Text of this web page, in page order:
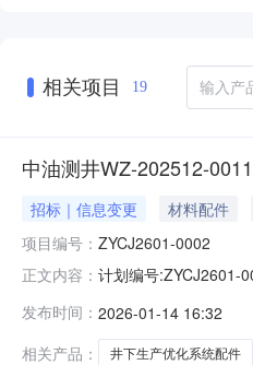
相关项目 19
中油测井WZ-202512-
招标｜信息变更 材料配件
项目编号： ZYCJ2601-0002
正文内容： 计划编号:ZYCJ2601-
年762.75万元（含税
发布时间： 2026-01-14 16:32
相关产品：
井下生产优化系统配件